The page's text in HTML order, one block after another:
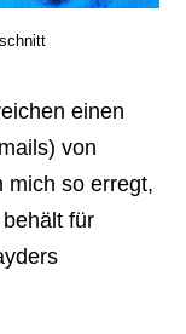
einen
von
mich so erregt,
für